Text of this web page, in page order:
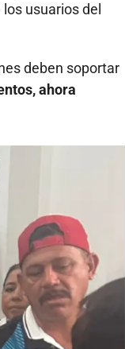
usuarios del
deben soportar
ahora